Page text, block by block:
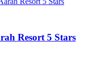
Resort 5 Stars